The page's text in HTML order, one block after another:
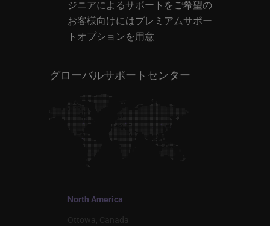
ジニアによるサポートをご希望の
お客様向けにはプレミアムサポー
トオプションを用意
グローバルサポートセンター
North America
Ottowa, Canada